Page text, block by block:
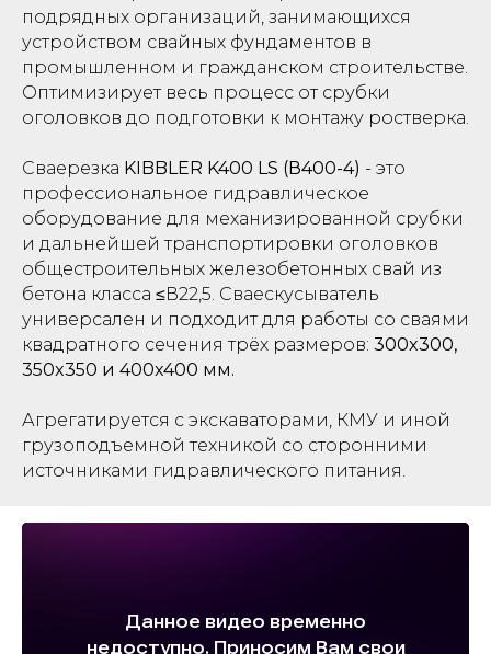
подрядных организаций, занимающихся
устройством свайных фундаментов в
промышленном и гражданском строительстве.
Оптимизирует весь процесс от срубки
оголовков до подготовки к монтажу ростверка.
Сваерезка KIBBLER K400 LS (В400-4) - это
профессиональное гидравлическое
оборудование для механизированной срубки
и дальнейшей транспортировки оголовков
общестроительных железобетонных свай из
бетона класса ≤В22,5. Сваескусыватель
универсален и подходит для работы со сваями
квадратного сечения трёх размеров: 300x300,
350x350 и 400x400 мм.
Агрегатируется с экскаваторами, КМУ и иной
грузоподъемной техникой со сторонними
источниками гидравлического питания.